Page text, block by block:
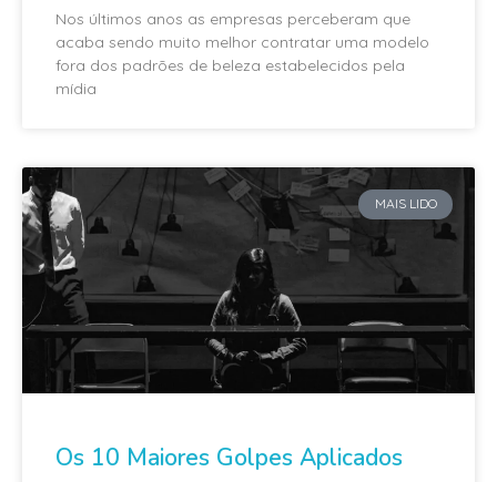
Nos últimos anos as empresas perceberam que
acaba sendo muito melhor contratar uma modelo
fora dos padrões de beleza estabelecidos pela
mídia
MAIS LIDO
Os 10 Maiores Golpes Aplicados